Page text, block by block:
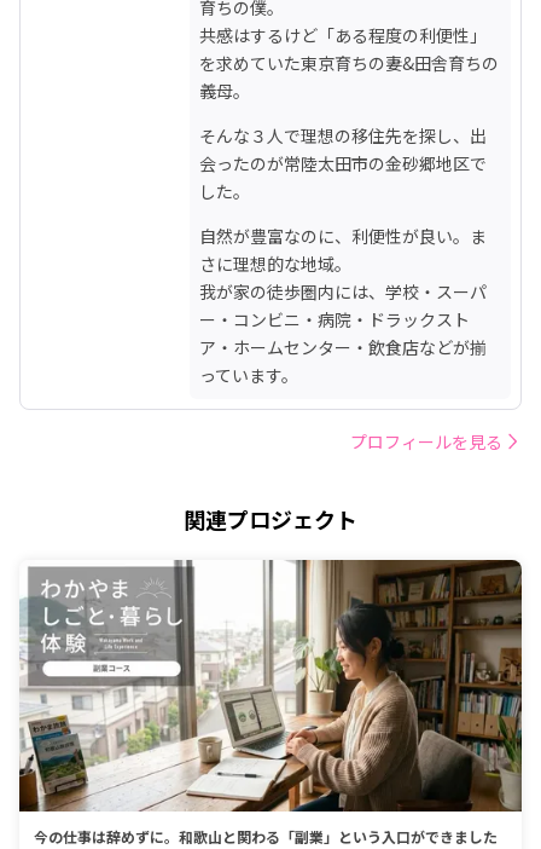
育ちの僕。
共感はするけど「ある程度の利便性」
を求めていた東京育ちの妻&田舎育ちの
義母。
そんな３人で理想の移住先を探し、出
会ったのが常陸太田市の金砂郷地区で
した。
自然が豊富なのに、利便性が良い。ま
さに理想的な地域。
我が家の徒歩圏内には、学校・スーパ
ー・コンビニ・病院・ドラックスト
ア・ホームセンター・飲食店などが揃
っています。
プロフィールを見る
関連プロジェクト
今の仕事は辞めずに。和歌山と関わる「副業」という入口ができました